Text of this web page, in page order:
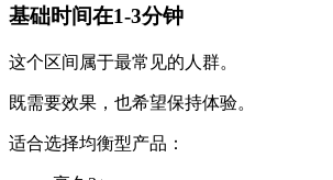
基础时间在1-3分钟
这个区间属于最常见的人群。
既需要效果，也希望保持体验。
适合选择均衡型产品：